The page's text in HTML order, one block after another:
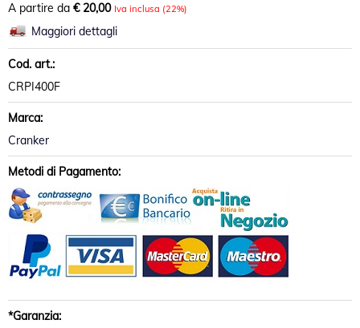
A partire da € 20,00 Iva inclusa (22%)
Maggiori dettagli
Cod. art.:
CRPI400F
Marca:
Cranker
Metodi di Pagamento:
*Garanzia: